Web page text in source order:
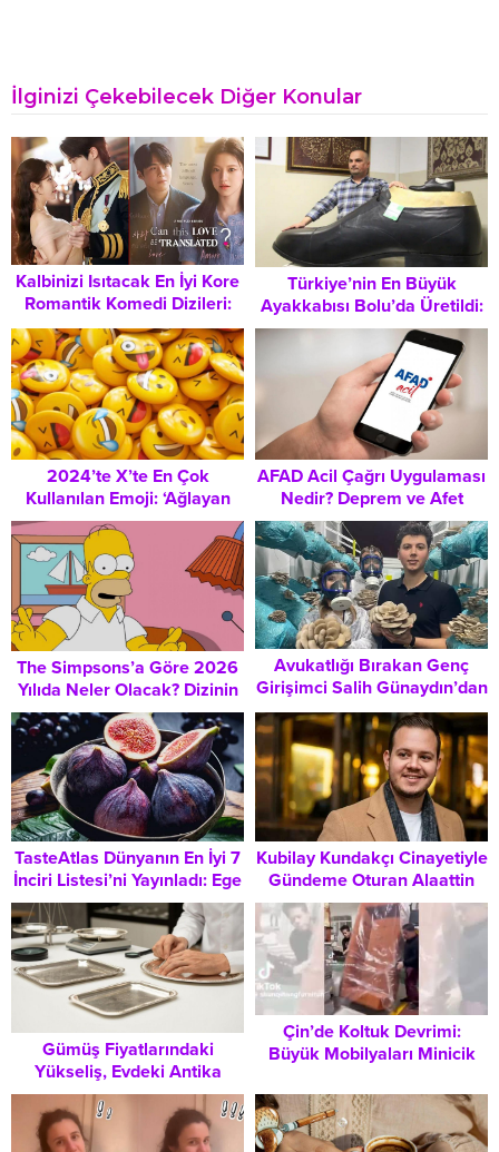
İlginizi Çekebilecek Diğer Konular
Kalbinizi Isıtacak En İyi Kore
Romantik Komedi Dizileri:
Hangi Yapımlar İzlenmeli?
Türkiye’nin En Büyük
Ayakkabısı Bolu’da Üretildi:
222 Numara Dev Projesi
2024’te X’te En Çok
Kullanılan Emoji: ‘Ağlayan
Surat’ Duyguları Klavyeye
Taşıdı
AFAD Acil Çağrı Uygulaması
Nedir? Deprem ve Afet
Durumlarında Hayat
Kurtaran Dijital Güvenlik
Rehberi
The Simpsons’a Göre 2026
Yılıda Neler Olacak? Dizinin
Öne Çıkan Tahminleri ve
Küresel Yankıları
Avukatlığı Bırakan Genç
Girişimci Salih Günaydın’dan
İstiridye Mantarı Devrimi:
Hobiyle Başlayıp Bölgenin
En Büyük Tedarikçisi Oldu
TasteAtlas Dünyanın En İyi 7
İnciri Listesi’ni Yayınladı: Ege
Bölgesi İncirleri Global
Arenada Fark Yarattı
Kubilay Kundakçı Cinayetiyle
Gündeme Oturan Alaattin
Kadayıfçıoğlu Kimdir? İş
Dünyası Kökenleri ve Aile
Yapısı
Gümüş Fiyatlarındaki
Yükseliş, Evdeki Antika
Çeyizleri ve Eşyaların
Değerini Yeniden
Keşfetmenizi Sağladı
Çin’de Koltuk Devrimi:
Büyük Mobilyaları Minicik
Paketleme Yöntemi